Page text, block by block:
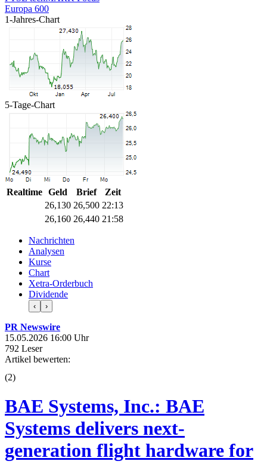
Europa 600
1-Jahres-Chart
5-Tage-Chart
Realtime Geld Brief
Zeit
26,130 26,500 22:13
26,160 26,440 21:58
Nachrichten
Analysen
Kurse
Chart
Xetra-Orderbuch
Dividende
‹ ›
PR Newswire
15.05.2026 16:00 Uhr
792 Leser
Artikel bewerten:
(2)
BAE Systems, Inc.: BAE
Systems delivers next-
generation flight hardware for